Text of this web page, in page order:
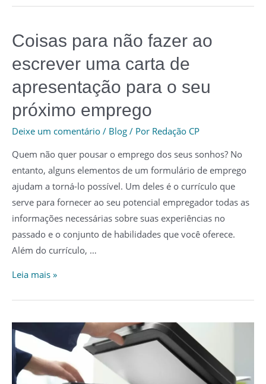
para
Trabalhar
2023
Coisas para não fazer ao
escrever uma carta de
apresentação para o seu
próximo emprego
Deixe um comentário / Blog / Por Redação CP
Quem não quer pousar o emprego dos seus sonhos? No
entanto, alguns elementos de um formulário de emprego
ajudam a torná-lo possível. Um deles é o currículo que
serve para fornecer ao seu potencial empregador todas as
informações necessárias sobre suas experiências no
passado e o conjunto de habilidades que você oferece.
Além do currículo, …
Coisas
fazer
escrever
uma
Leia mais »